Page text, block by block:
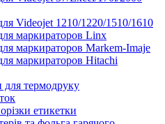
Videojet 1210/1220/1510/1610
маркираторов Linx
маркираторов Markem-Imaje
маркираторов Hitachi
для термодруку
етикетки